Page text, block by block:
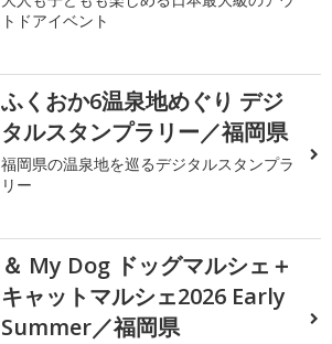
トドアイベント
ふくおか6温泉地めぐり デジ
タルスタンプラリー／福岡県
福岡県の温泉地を巡るデジタルスタンプラ
リー
＆ My Dog ドッグマルシェ＋
キャットマルシェ2026 Early
Summer／福岡県